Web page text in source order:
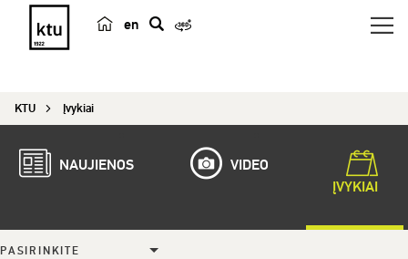
en
KTU Įvykiai
NAUJIENOS
VIDEO
ĮVYKIAI
PASIRINKITE